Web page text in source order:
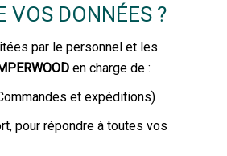
VOS DONNÉES ?
par le personnel et les
en charge de :
et expéditions)
pour répondre à toutes vos